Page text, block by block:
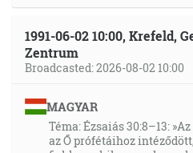
1991-06-02 10:00, Krefeld,
Zentrum
Broadcasted: 2026-08-02 10:00
MAGYAR
Téma: Ézsaiás 30:8–13:
az Ő prófétáihoz